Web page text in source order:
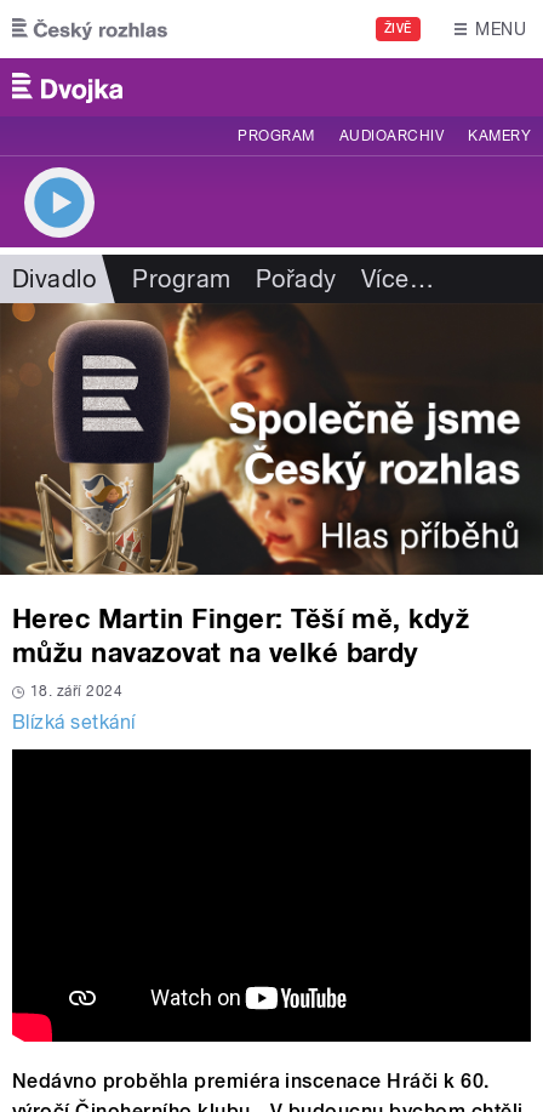
Přejít k hlavnímu obsahu
ŽIVĚ MENU
PROGRAM AUDIOARCHIV KAMERY
Divadlo Program Pořady Více…
Herec Martin Finger: Těší mě, když
můžu navazovat na velké bardy
18. září 2024
Blízká setkání
Nedávno proběhla premiéra inscenace Hráči k 60.